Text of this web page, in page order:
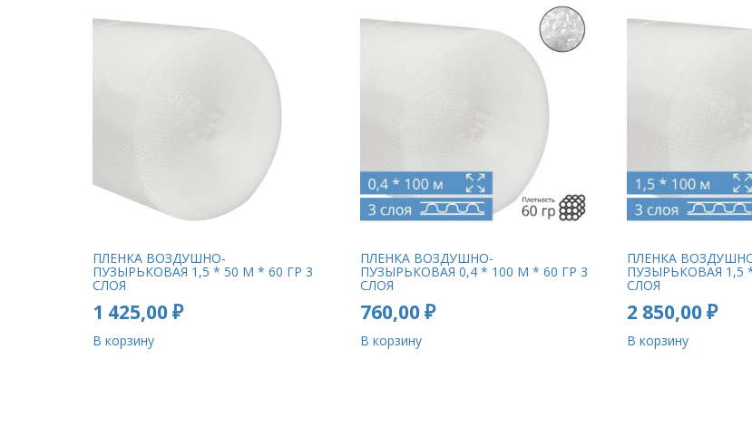
ПЛЕНКА ВОЗДУШНО-
ПУЗЫРЬКОВАЯ 1,5 * 50 М * 60 ГР 3
СЛОЯ
1 425,00₽
В корзину
ПЛЕНКА ВОЗДУШНО-
ПУЗЫРЬКОВАЯ 0,4 * 100 М * 60 ГР 3
СЛОЯ
760,00₽
В корзину
ПЛЕНКА
ПУЗЫРЬКОВАЯ 1,5
СЛОЯ
2 850,00₽
В корзину